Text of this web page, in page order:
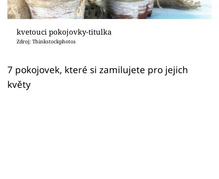
Přihlášení
kvetouci pokojovky-titulka
Zdroj: Thinkstockphotos
7 pokojovek, které si zamilujete pro jejich
květy